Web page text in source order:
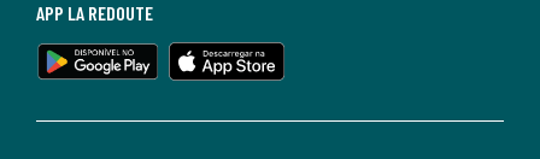
APP LA REDOUTE